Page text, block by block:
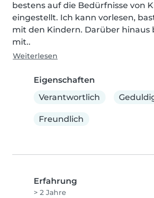
bestens auf die Bedürfnisse von
eingestellt. Ich kann vorlesen,
mit den Kindern. Darüber hinaus
mit..
Weiterlesen
Eigenschaften
Verantwortlich
Freundlich
Erfahrung
> 2 Jahre